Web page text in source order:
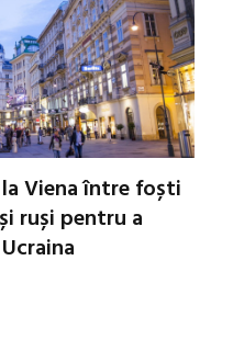
Viena între foști
ruși pentru a